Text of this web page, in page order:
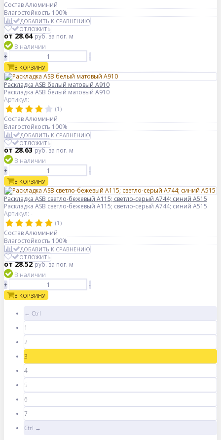
СоставАлюминий
Влагостойкость 100%
ДОБАВИТЬ К СРАВНЕНИЮ
ОТЛОЖИТЬ
от 28.64руб.за пог. м
В наличии
+
-
В КОРЗИНУ
Раскладка ASB белый матовый А910
Раскладка ASB белый матовый А910
Артикул: -
(1)
СоставАлюминий
Влагостойкость 100%
ДОБАВИТЬ К СРАВНЕНИЮ
ОТЛОЖИТЬ
от 28.63руб.за пог. м
В наличии
+
-
В КОРЗИНУ
Раскладка ASB светло-бежевый А115; светло-серый А744; синий А515
Раскладка ASB светло-бежевый А115; светло-серый А744; синий А515
Артикул: -
(1)
СоставАлюминий
Влагостойкость 100%
ДОБАВИТЬ К СРАВНЕНИЮ
ОТЛОЖИТЬ
от 28.52руб.за пог. м
В наличии
+
-
В КОРЗИНУ
← Ctrl
1
2
3
4
5
6
7
Ctrl →